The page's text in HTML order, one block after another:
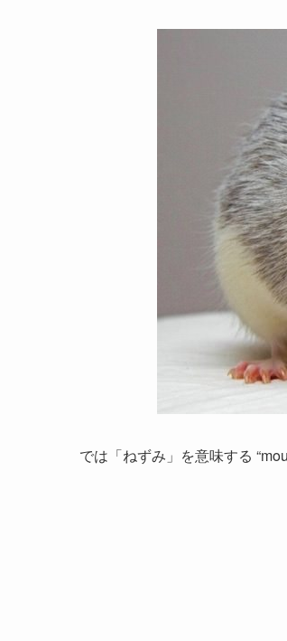
では「ねずみ」を意味する